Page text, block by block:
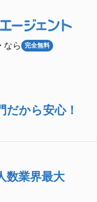
なら 完全無料
だから安心！
数業界最大